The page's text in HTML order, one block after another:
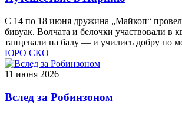
С 14 по 18 июня дружина „Майкоп“
бивуак. Волчата и белочки участвовали в
танцевали на балу — и учились добру по
ЮРО СКО
11 июня 2026
Вслед за Робинзоном